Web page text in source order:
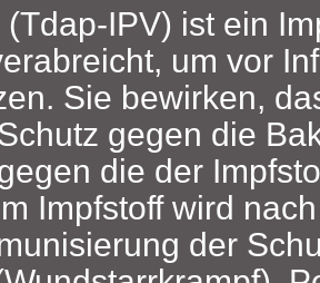
IPV) ist ein
um vor
Sie bewirken,
gegen die
die der
Impfstoff wird
der